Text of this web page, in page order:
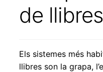
notícies
productes
de
Els sistemes més
llibres son la grapa,